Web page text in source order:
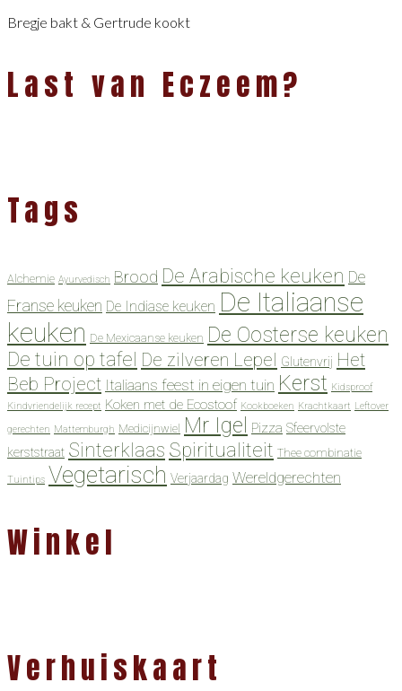
Bregje bakt & Gertrude kookt
Last van Eczeem?
Tags
Alchemie Ayurvedisch Brood De Arabische keuken De
Franse keuken De Indiase keuken De Italiaanse
keuken De Mexicaanse keuken De Oosterse keuken
De tuin op tafel De zilveren Lepel Glutenvrij Het
Beb Project Italiaans feest in eigen tuin Kerst Kidsproof
Kindvriendelijk recept Koken met de Ecostoof Kookboeken Krachtkaart Leftover
gerechten Mattemburgh Medicijnwiel Mr Igel Pizza Sfeervolste
kerststraat Sinterklaas Spiritualiteit Thee combinatie
Tuintips Vegetarisch Verjaardag Wereldgerechten
Winkel
Verhuiskaart